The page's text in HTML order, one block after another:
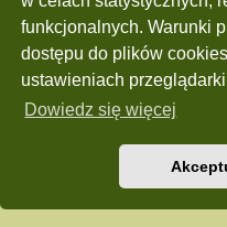
funkcjonalnych. Warunki
dostępu do plików
ustawieniach
Dowiedz się więcej